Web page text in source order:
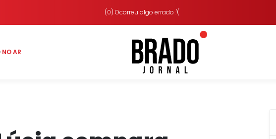
(0) Ocorreu algo errado :'(
NO AR